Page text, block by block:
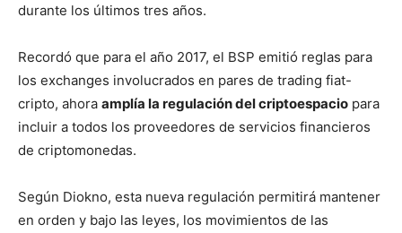
durante los últimos tres años.
Recordó que para el año 2017, el BSP emitió reglas para
los exchanges involucrados en pares de trading fiat-
cripto, ahora amplía la regulación del criptoespacio para
incluir a todos los proveedores de servicios financieros
de criptomonedas.
Según Diokno, esta nueva regulación permitirá mantener
en orden y bajo las leyes, los movimientos de las